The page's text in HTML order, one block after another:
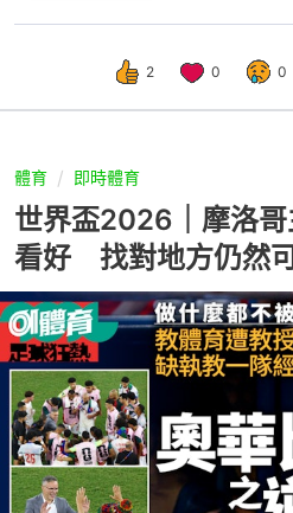
2 0 0
體育 即時體育
世界盃2026｜摩洛
看好 找對地方仍然